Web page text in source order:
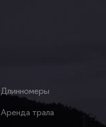
Длинномеры
Аренда трала